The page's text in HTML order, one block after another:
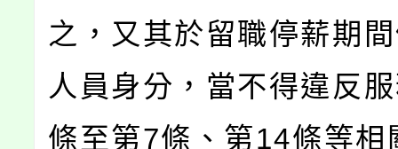
之，又其於留職停薪期
人員身分，當不得違反
條至第7條、第14條等相